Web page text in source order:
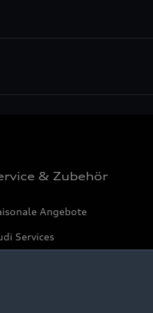
& Zubehör
Angebote
Services